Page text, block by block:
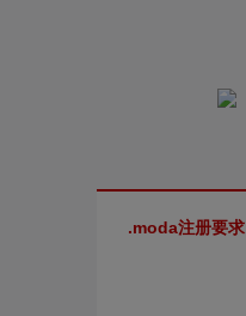
.moda注册要求